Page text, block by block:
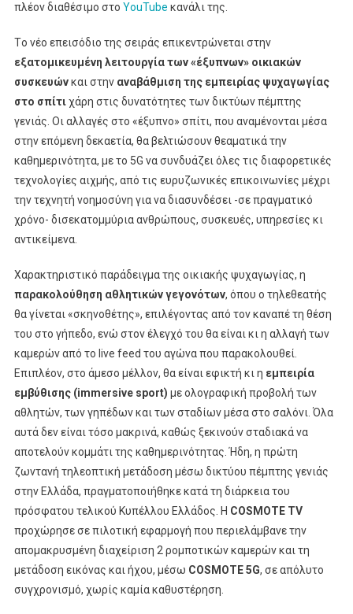
πλέον διαθέσιμο στο YouTube κανάλι της.
Tο νέο επεισόδιο της σειράς επικεντρώνεται στην
εξατομικευμένη λειτουργία των «έξυπνων» οικιακών
συσκευώνκαι στην αναβάθμιση της εμπειρίας ψυχαγωγίας
στο σπίτιχάρη στις δυνατότητες των δικτύων πέμπτης
γενιάς. Οι αλλαγές στο «έξυπνο» σπίτι, που αναμένονται μέσα
στην επόμενη δεκαετία, θα βελτιώσουν θεαματικά την
καθημερινότητα, με το 5G να συνδυάζει όλες τις διαφορετικές
τεχνολογίες αιχμής, από τις ευρυζωνικές επικοινωνίες μέχρι
την τεχνητή νοημοσύνη για να διασυνδέσει -σε πραγματικό
χρόνο- δισεκατομμύρια ανθρώπους, συσκευές, υπηρεσίες κι
αντικείμενα.
Χαρακτηριστικό παράδειγμα της οικιακής ψυχαγωγίας, η
παρακολούθηση αθλητικών γεγονότων, όπου ο τηλεθεατής
θα γίνεται «σκηνοθέτης», επιλέγοντας από τον καναπέ τη θέση
του στο γήπεδο, ενώ στον έλεγχό του θα είναι κι η αλλαγή των
καμερών από το live feed του αγώνα που παρακολουθεί.
Επιπλέον, στο άμεσο μέλλον, θα είναι εφικτή κι η εμπειρία
εμβύθισης (immersive sport) με ολογραφική προβολή των
αθλητών, των γηπέδων και των σταδίων μέσα στο σαλόνι. Όλα
αυτά δεν είναι τόσο μακρινά, καθώς ξεκινούν σταδιακά να
αποτελούν κομμάτι της καθημερινότητας. Ήδη, η πρώτη
ζωντανή τηλεοπτική μετάδοση μέσω δικτύου πέμπτης γενιάς
στην Ελλάδα, πραγματοποιήθηκε κατά τη διάρκεια του
πρόσφατου τελικού Κυπέλλου Ελλάδος. Η COSMOTE TV
προχώρησε σε πιλοτική εφαρμογή που περιελάμβανε την
απομακρυσμένη διαχείριση 2 ρομποτικών καμερών και τη
μετάδοση εικόνας και ήχου, μέσω COSMOTE 5G, σε απόλυτο
συγχρονισμό, χωρίς καμία καθυστέρηση.